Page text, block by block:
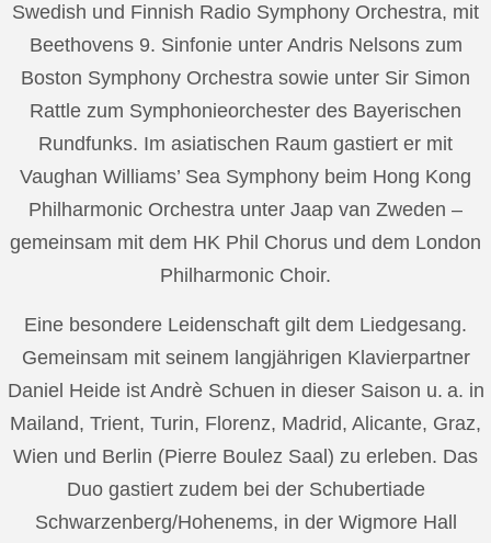
Swedish und Finnish Radio Symphony Orchestra, mit
Beethovens 9. Sinfonie unter Andris Nelsons zum
Boston Symphony Orchestra sowie unter Sir Simon
Rattle zum Symphonieorchester des Bayerischen
Rundfunks. Im asiatischen Raum gastiert er mit
Vaughan Williams’ Sea Symphony beim Hong Kong
Philharmonic Orchestra unter Jaap van Zweden –
gemeinsam mit dem HK Phil Chorus und dem London
Philharmonic Choir.
Eine besondere Leidenschaft gilt dem Liedgesang.
Gemeinsam mit seinem langjährigen Klavierpartner
Daniel Heide ist Andrè Schuen in dieser Saison u. a. in
Mailand, Trient, Turin, Florenz, Madrid, Alicante, Graz,
Wien und Berlin (Pierre Boulez Saal) zu erleben. Das
Duo gastiert zudem bei der Schubertiade
Schwarzenberg/Hohenems, in der Wigmore Hall